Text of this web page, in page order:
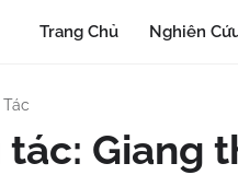
Trang Chủ Nghiên
tác: Giang